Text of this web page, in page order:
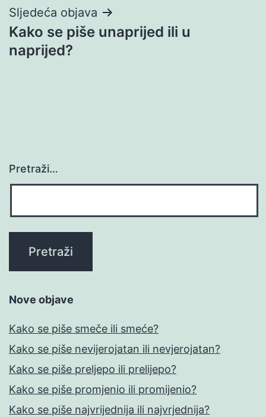
Sljedeća objava
Kako se piše unaprijed ili u
naprijed?
Pretraži…
Nove objave
Kako se piše smeče ili smeće?
Kako se piše nevijerojatan ili nevjerojatan?
Kako se piše preljepo ili prelijepo?
Kako se piše promjenio ili promijenio?
Kako se piše najvrijednija ili najvrjednija?